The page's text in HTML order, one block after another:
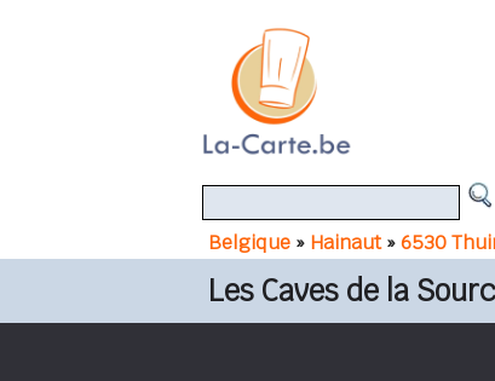
Belgique » Hainaut»6530
Les Caves de la